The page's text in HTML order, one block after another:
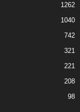
1262
1040
742
321
221
208
98